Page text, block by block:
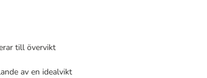
till övervikt
av en idealvikt